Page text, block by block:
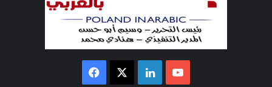
Facebook LinkedIn